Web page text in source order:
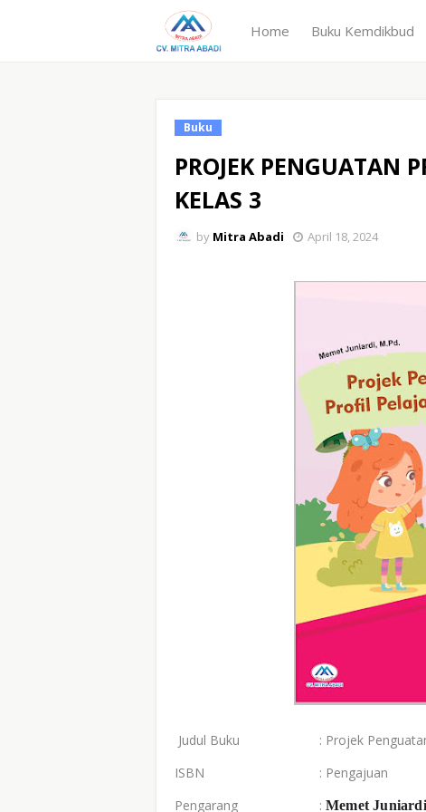
Home Buku Kemdikbud
Buku
PROJEK PENGUATAN
KELAS 3
by Mitra Abadi April 18, 2024
Judul Buku
: Projek Penguatan
ISBN
: Pengajuan
Pengarang
: Memet